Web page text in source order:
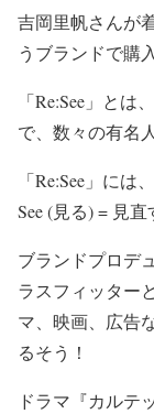
吉岡里帆さんが
うブランドで購入
「Re:See」とは、
で、数々の有名
「Re:See」には、
See (見る) = 見直
ブランドプロデ
ラスフィッター
マ、映画、広告
るそう！
ドラマ『カルテ